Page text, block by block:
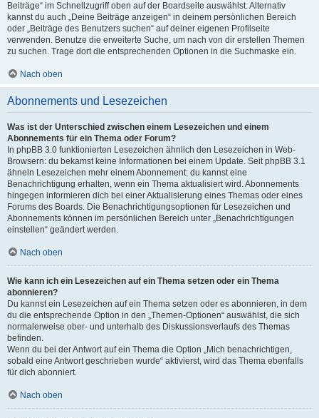
Beiträge“ im Schnellzugriff oben auf der Boardseite auswählst. Alternativ
kannst du auch „Deine Beiträge anzeigen“ in deinem persönlichen Bereich
oder „Beiträge des Benutzers suchen“ auf deiner eigenen Profilseite
verwenden. Benutze die erweiterte Suche, um nach von dir erstellen Themen
zu suchen. Trage dort die entsprechenden Optionen in die Suchmaske ein.
Nach oben
Abonnements und Lesezeichen
Was ist der Unterschied zwischen einem Lesezeichen und einem
Abonnements für ein Thema oder Forum?
In phpBB 3.0 funktionierten Lesezeichen ähnlich den Lesezeichen in Web-
Browsern: du bekamst keine Informationen bei einem Update. Seit phpBB 3.1
ähneln Lesezeichen mehr einem Abonnement: du kannst eine
Benachrichtigung erhalten, wenn ein Thema aktualisiert wird. Abonnements
hingegen informieren dich bei einer Aktualisierung eines Themas oder eines
Forums des Boards. Die Benachrichtigungsoptionen für Lesezeichen und
Abonnements können im persönlichen Bereich unter „Benachrichtigungen
einstellen“ geändert werden.
Nach oben
Wie kann ich ein Lesezeichen auf ein Thema setzen oder ein Thema
abonnieren?
Du kannst ein Lesezeichen auf ein Thema setzen oder es abonnieren, in dem
du die entsprechende Option in den „Themen-Optionen“ auswählst, die sich
normalerweise ober- und unterhalb des Diskussionsverlaufs des Themas
befinden.
Wenn du bei der Antwort auf ein Thema die Option „Mich benachrichtigen,
sobald eine Antwort geschrieben wurde“ aktivierst, wird das Thema ebenfalls
für dich abonniert.
Nach oben